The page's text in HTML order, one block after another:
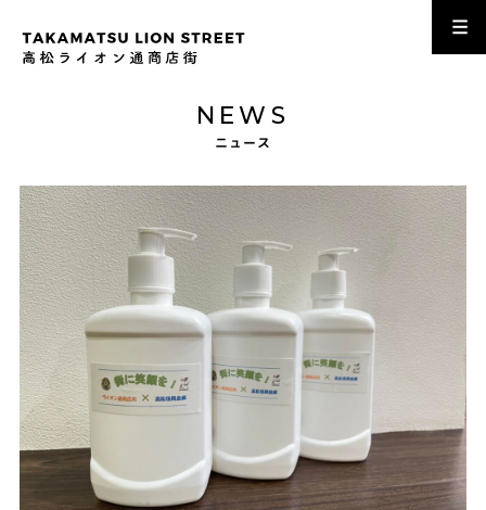
NEWS
ニュース